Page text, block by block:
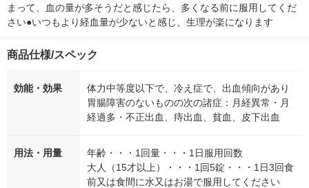
まって、血の量が多そうだと感じたら、多くなる前に服用してくだ
さい●いつもより経血量が少ないと感じ、生理が楽になります
商品仕様/スペック
効能・効果
体力中等度以下で、冷え症で、出血傾向があり
胃腸障害のないものの次の諸症：月経異常・月
経過多・不正出血、痔出血、貧血、皮下出血
用法・用量
年齢・・・1回量・・・1日服用回数
大人（15才以上）・・・1回5錠・・・1日3回食
前又は食間に水又はお湯で服用してください